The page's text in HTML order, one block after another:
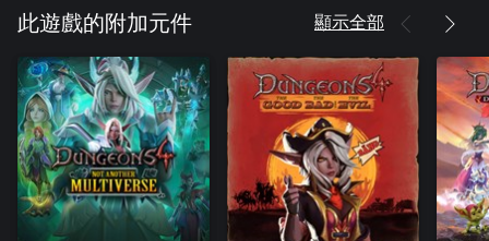
此遊戲的附加元件 顯示全部